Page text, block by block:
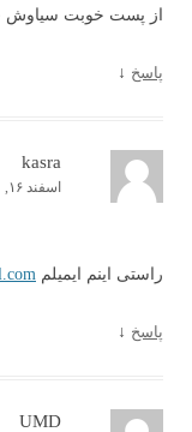
از پست خوبت سیاوش
پاسخ ↓
kasra
اسفند ۱۶, ۱۳۹۰ در t ۳:۱۳ ب.ظ
راستی اینم ایمیلم
پاسخ ↓
UMD